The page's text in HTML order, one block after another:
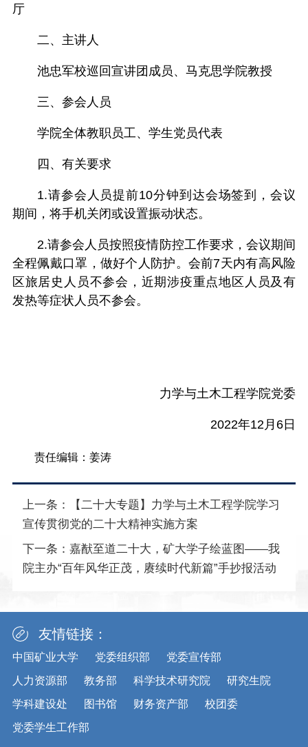
厅
二、主讲人
池忠军校巡回宣讲团成员、马克思学院教授
三、参会人员
学院全体教职员工、学生党员代表
四、有关要求
1.请参会人员提前10分钟到达会场签到，会议
期间，将手机关闭或设置振动状态。
2.请参会人员按照疫情防控工作要求，会议期间
全程佩戴口罩，做好个人防护。会前7天内有高风险
区旅居史人员不参会，近期涉疫重点地区人员及有
发热等症状人员不参会。
力学与土木工程学院党委
2022年12月6日
责任编辑：姜涛
上一条：
【二十大专题】力学与土木工程学院学习
宣传贯彻党的二十大精神实施方案
下一条： 嘉猷至道二十大，矿大学子绘蓝图——我
院主办“百年风华正茂，赓续时代新篇”手抄报活动
友情链接：
中国矿业大学 党委组织部
党委宣传部
人力资源部
教务部 科学技术研究院
研究生院
学科建设处
图书馆 财务资产部
校团委
党委学生工作部